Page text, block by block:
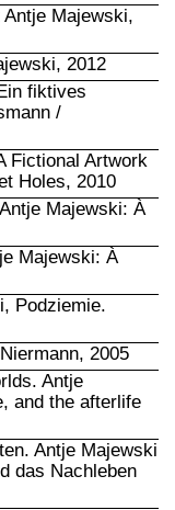
Majewski,
2012
fiktives
/
Fictional Artwork
Holes, 2010
Majewski: À
Majewski: À
Podziemie.
2005
Antje
and the afterlife
Antje Majewski
das Nachleben